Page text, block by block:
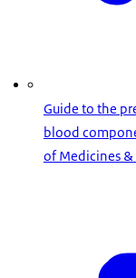
Guide to the
blood
of Medicines &